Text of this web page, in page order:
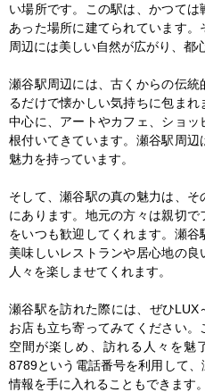
い場所です。この駅は、かつて
あった場所に建てられています
周辺には美しい自然が広がり、都
瀬谷駅周辺には、古くからの伝
るだけで懐かしい気持ちに包ま
中心に、アートやカフェ、ショ
根付いてきています。瀬谷駅周
魅力を持っています。
そして、瀬谷駅の真の魅力は、
にあります。地元の方々は親切
をいつも歓迎してくれます。瀬
美味しいレストランや居心地の
人々を楽しませてくれます。
瀬谷駅を訪れた際には、ぜひ
お店も立ち寄ってみてください
空間が楽しめ、訪れる人々を魅
8789という電話番号を利用して
情報を手に入れることもできます。